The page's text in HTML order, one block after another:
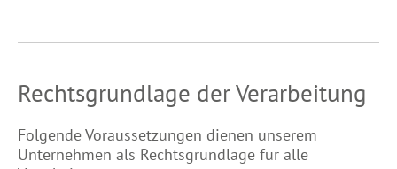
Rechtsgrundlage der Verarbeitung
Folgende Voraussetzungen dienen unserem
Unternehmen als Rechtsgrundlage für alle